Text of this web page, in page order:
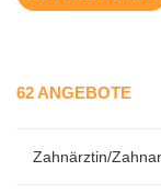
62 ANGEBOTE
Zahnärztin/